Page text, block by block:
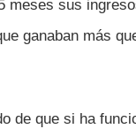
meses sus
ganaban más
de que si ha